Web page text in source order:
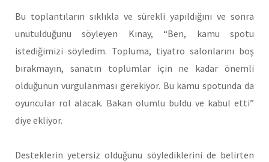
Bu toplantıların sıklıkla ve sürekli yapıldığını ve sonra
unutulduğunu söyleyen Kınay, “Ben, kamu spotu
istediğimizi söyledim. Topluma, tiyatro salonlarını boş
bırakmayın, sanatın toplumlar için ne kadar önemli
olduğunun vurgulanması gerekiyor. Bu kamu spotunda da
oyuncular rol alacak. Bakan olumlu buldu ve kabul etti”
diye ekliyor.
Desteklerin yetersiz olduğunu söylediklerini de belirten